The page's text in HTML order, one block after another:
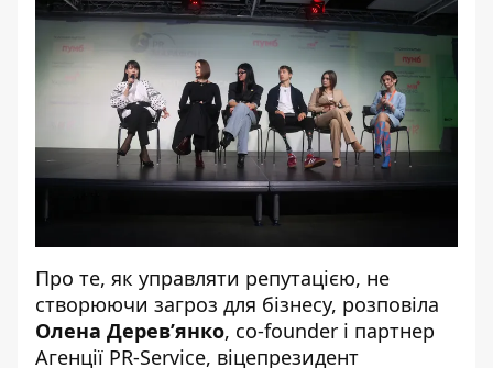
Про те, як управляти репутацією, не
створюючи загроз для бізнесу, розповіла
Олена Дерев’янко, co-founder і партнер
Агенції PR-Service, віцепрезидент